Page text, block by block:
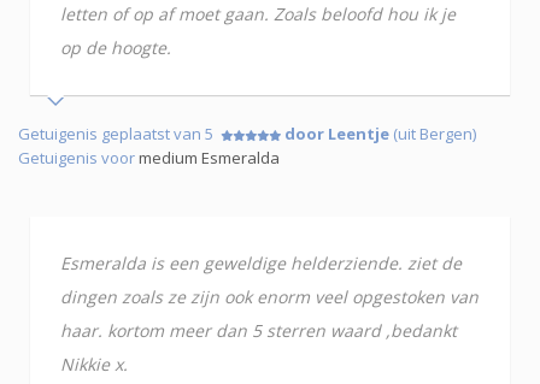
letten of op af moet gaan. Zoals beloofd hou ik je
op de hoogte.
Getuigenis geplaatst van 5 door Leentje (uit Bergen)
Getuigenis voormedium Esmeralda
Esmeralda is een geweldige helderziende. ziet de
dingen zoals ze zijn ook enorm veel opgestoken van
haar. kortom meer dan 5 sterren waard ,bedankt
Nikkie x.